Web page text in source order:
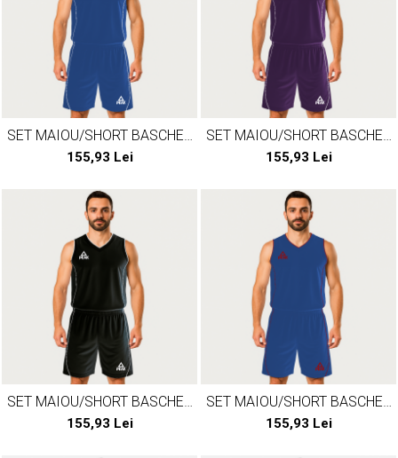
SET MAIOU/SHORT BASCHET
PEAK JUNGLE ALBASTRU/ALB
155,93 Lei
SET MAIOU/SHORT BASCHET
PEAK JUNGLE MOV/ALB
155,93 Lei
SET MAIOU/SHORT BASCHET
PEAK JUNGLE NEGRU/ALB
155,93 Lei
SET MAIOU/SHORT BASCHET
PEAK JUNGLE
ALBASTRU/ROSU
155,93 Lei